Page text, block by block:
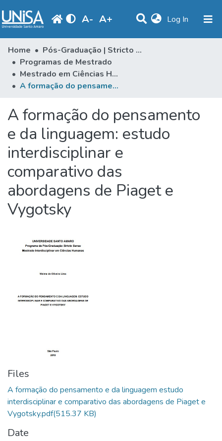
A- A+ Log In (current)
Communities & Collections
Statistics
Browse
Produção Docente
Library
Periodicals
Home
Pós-Graduação | Stricto Sensu
Programas de Mestrado
Mestrado em Ciências Humanas
A formação do pensamento e da linguagem: estudo interdisciplinar e comparativo das abordagens de Piaget e Vygotsky
A formação do pensamento
e da linguagem: estudo
interdisciplinar e
comparativo das
abordagens de Piaget e
Vygotsky
Files
A formação do pensamento e da linguagem estudo
interdisciplinar e comparativo das abordagens de Piaget e
Vygotsky.pdf(515.37 KB)
Date